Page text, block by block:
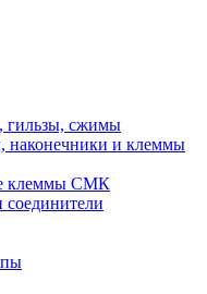
гильзы, сжимы
наконечники и клеммы
клеммы СМК
соединители